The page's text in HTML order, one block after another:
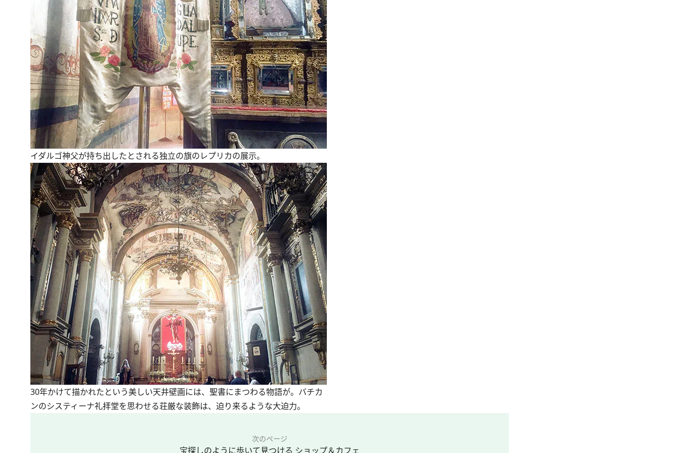
イダルゴ神父が持ち出したとされる独立の旗のレプリカの展示。
30年かけて描かれたという美しい天井壁画には、聖書にまつわる物語が。バチカ
ンのシスティーナ礼拝堂を思わせる荘厳な装飾は、迫り来るような大迫力。
次のページ
宝探しのように歩いて見つける ショップ＆カフェ